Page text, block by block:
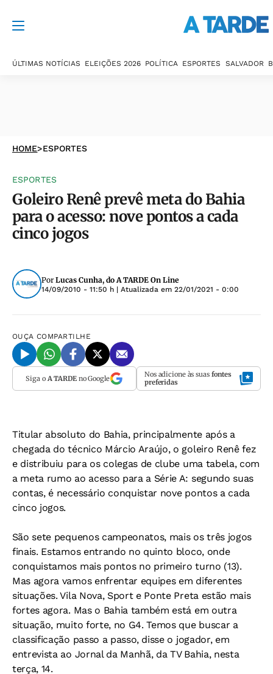
ÚLTIMAS NOTÍCIAS ELEIÇÕES 2026 POLÍTICA ESPORTES SALVADOR
HOME>ESPORTES
ESPORTES
Goleiro Renê prevê meta do Bahia
para o acesso: nove pontos a cada
cinco jogos
Por Lucas Cunha, do A TARDE On Line
14/09/2010 - 11:50 h | Atualizada em 22/01/2021 - 0:00
OUÇA COMPARTILHE
Siga o A TARDEno Google Nos adicione às suas fontes
preferidas
Titular absoluto do Bahia, principalmente após a
chegada do técnico Márcio Araújo, o goleiro Renê fez
e distribuiu para os colegas de clube uma tabela, com
a meta rumo ao acesso para a Série A: segundo suas
contas, é necessário conquistar nove pontos a cada
cinco jogos.
São sete pequenos campeonatos, mais os três jogos
finais. Estamos entrando no quinto bloco, onde
conquistamos mais pontos no primeiro turno (13).
Mas agora vamos enfrentar equipes em diferentes
situações. Vila Nova, Sport e Ponte Preta estão mais
fortes agora. Mas o Bahia também está em outra
situação, muito forte, no G4. Temos que buscar a
classificação passo a passo, disse o jogador, em
entrevista ao Jornal da Manhã, da TV Bahia, nesta
terça, 14.